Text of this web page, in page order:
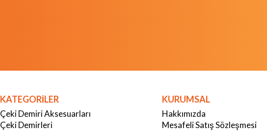
KATEGORİLER
Çeki Demiri Aksesuarları
Çeki Demirleri
KURUMSAL
Hakkımızda
Mesafeli Satış Sözleşmesi